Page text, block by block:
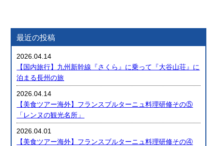
最近の投稿
2026.04.14
【国内旅行】九州新幹線『さくら』に乗って『大谷山荘』に
泊まる長州の旅
2026.04.14
【美食ツアー海外】フランスブルターニュ料理研修その⑤
「レンヌの観光名所」
2026.04.01
【美食ツアー海外】フランスブルターニュ料理研修その④